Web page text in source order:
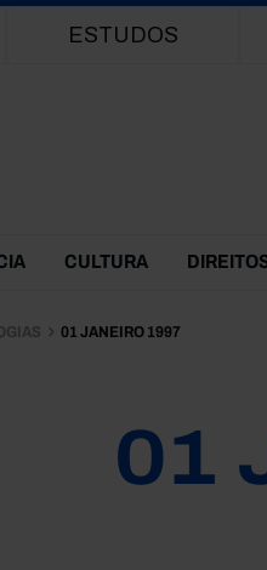
ESTUDOS
CULTURA
01 JANEIRO 1997
01